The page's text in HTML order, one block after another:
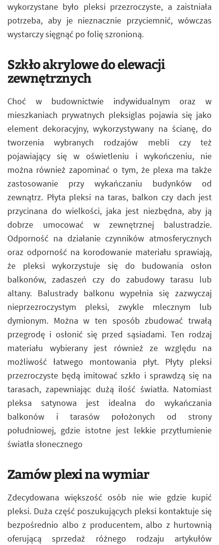
wykorzystane było pleksi przezroczyste, a zaistniała
potrzeba, aby je nieznacznie przyciemnić, wówczas
wystarczy sięgnąć po folię szronioną.
Szkło akrylowe do elewacji
zewnętrznych
Choć w budownictwie indywidualnym oraz w
mieszkaniach prywatnych pleksiglas pojawia się jako
element dekoracyjny, wykorzystywany na ścianę, do
tworzenia wybranych rodzajów mebli czy też
pojawiający się w oświetleniu i wykończeniu, nie
można również zapominać o tym, że plexa ma także
zastosowanie przy wykańczaniu budynków od
zewnątrz. Płyta pleksi na taras, balkon czy dach jest
przycinana do wielkości, jaka jest niezbędna, aby ją
dobrze umocować w zewnętrznej balustradzie.
Odporność na działanie czynników atmosferycznych
oraz odporność na korodowanie materiału sprawiają,
że pleksi wykorzystuje się do budowania osłon
balkonów, zadaszeń czy do zabudowy tarasu lub
altany. Balustrady balkonu wypełnia się zazwyczaj
nieprzezroczystym pleksi, zwykle mlecznym lub
dymionym. Można w ten sposób zbudować trwałą
przegrodę i osłonić się przed sąsiadami. Ten rodzaj
materiału wybierany jest również ze względu na
możliwość łatwego montowania płyt. Płyty pleksi
przezroczyste będą imitować szkło i sprawdzą się na
tarasach, zapewniając dużą ilość światła. Natomiast
pleksa satynowa jest idealna do wykańczania
balkonów i tarasów położonych od strony
południowej, gdzie istotne jest lekkie przytłumienie
światła słonecznego
Zamów plexi na wymiar
Zdecydowana większość osób nie wie gdzie kupić
pleksi. Duża część poszukujących pleksi kontaktuje się
bezpośrednio albo z producentem, albo z hurtownią
oferującą sprzedaż różnego rodzaju artykułów